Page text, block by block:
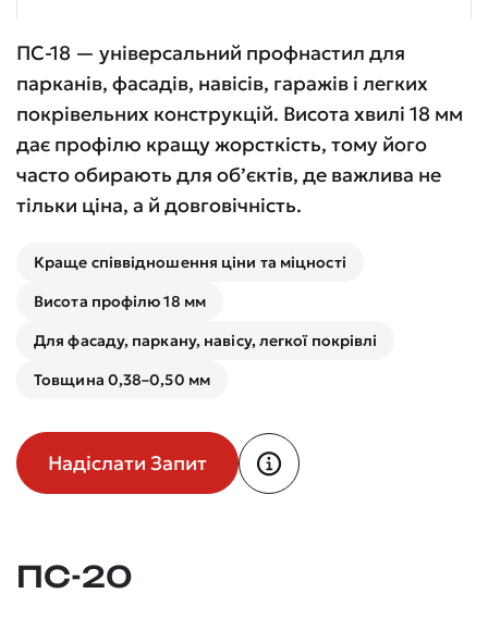
ПС-18 — універсальний профнастил для
парканів, фасадів, навісів, гаражів і легких
покрівельних конструкцій. Висота хвилі 18 мм
дає профілю кращу жорсткість, тому його
часто обирають для об’єктів, де важлива не
тільки ціна, а й довговічність.
Краще співвідношення ціни та міцності
Висота профілю 18 мм
Для фасаду, паркану, навісу, легкої покрівлі
Товщина 0,38–0,50 мм
Надіслати Запит
ПС-20